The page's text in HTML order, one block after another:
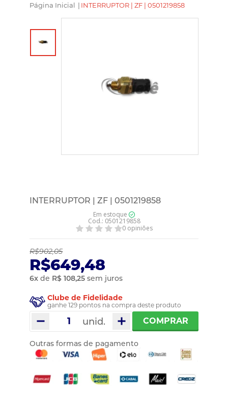
Página Inicial | INTERRUPTOR | ZF | 0501219858
INTERRUPTOR | ZF | 0501219858
Em estoque
Cod.: 0501219858
0 opiniões
R$902,05
R$649,48
6x de R$ 108,25 sem juros
Clube de Fidelidade
ganhe 129 pontos na compra deste produto
unid. COMPRAR
Outras formas de pagamento